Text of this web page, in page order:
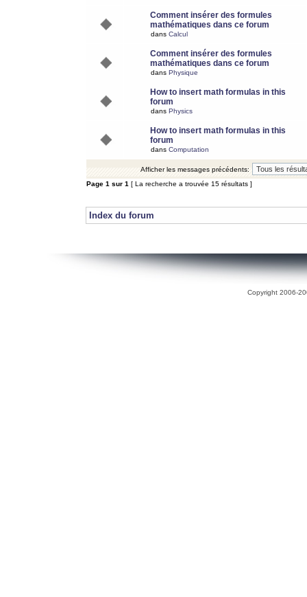
Comment insérer des formules
mathématiques dans ce forum
dans Calcul
Comment insérer des formules
mathématiques dans ce forum
dans Physique
How to insert math formulas in this
forum
dans Physics
How to insert math formulas in this
forum
dans Computation
Afficher les messages précédents:
Page 1 sur 1 [ La recherche a trouvée 15 résultats ]
Index du forum
Copyright 2006-